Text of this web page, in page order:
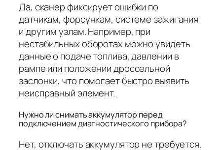
Да, сканер фиксирует ошибки по
датчикам, форсункам, системе зажигания
и другим узлам. Например, при
нестабильных оборотах можно увидеть
данные о подаче топлива, давлении в
рампе или положении дроссельной
заслонки, что помогает быстро выявить
неисправный элемент.
Нужно ли снимать аккумулятор перед
подключением диагностического прибора?
Нет, отключать аккумулятор не требуется.